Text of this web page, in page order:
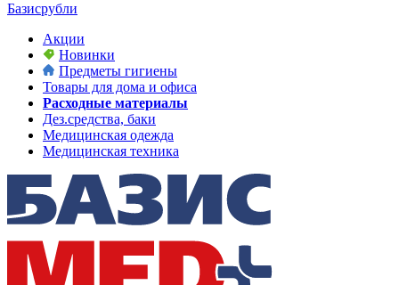
Базисрубли
Акции
Новинки
Предметы гигиены
Товары для дома и офиса
Расходные материалы
Дез.средства, баки
Медицинская одежда
Медицинская техника